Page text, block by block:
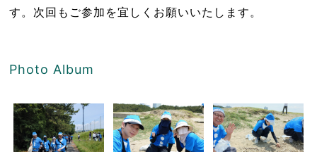
す。次回もご参加を宜しくお願いいたします。
Photo Album